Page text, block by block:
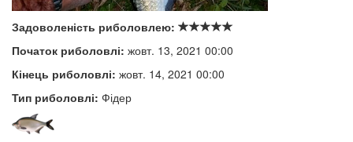
Задоволеність риболовлею:
Початок риболовлі: жовт. 13, 2021 00:00
Кінець риболовлі: жовт. 14, 2021 00:00
Тип риболовлі: Фідер